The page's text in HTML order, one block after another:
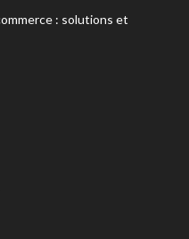
: solutions et